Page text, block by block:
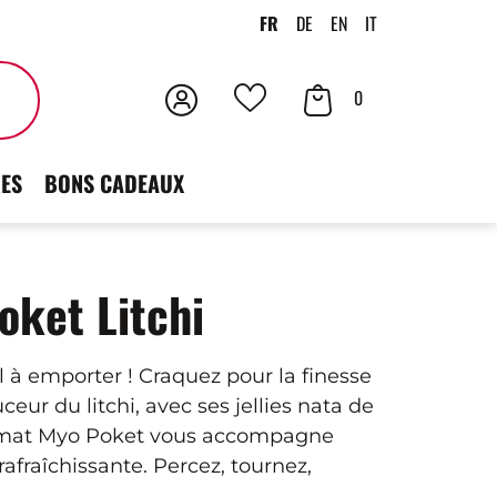
FR DE EN IT
BONS CADEAUX
Connexion
Votre
0
Litchi
emporter ! Craquez pour la finesse
du litchi, avec ses jellies nata de
Myo Poket vous accompagne
Percez, tournez,